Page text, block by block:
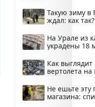
Такую зиму в
ждал: как
На Урале из
украдены 18
Как
вертолета на
Не ешьте эту
магазина: